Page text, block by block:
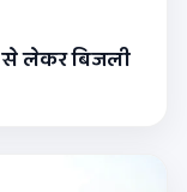
से लेकर बिजली